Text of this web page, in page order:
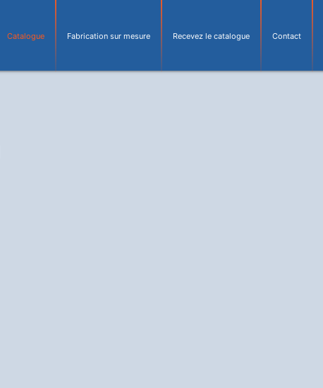
Catalogue Fabrication sur mesure Recevez le catalogue Contact